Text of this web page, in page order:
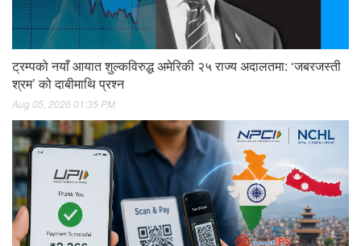
ट्रम्पको नयाँ आयात शुल्कविरुद्ध अमेरिकी २५ राज्य अदालतमा: ‘जबरजस्ती
श्रम’ को दाबीमाथि प्रश्न
Aug 05, 2026 01:35 PM